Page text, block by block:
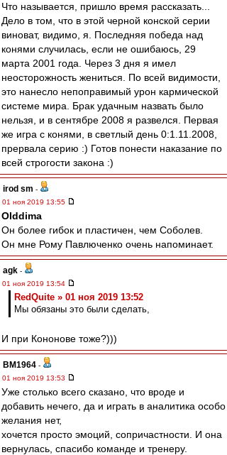
Что называется, пришло время рассказать...
Дело в том, что в этой черной конской серии
виноват, видимо, я. Последняя победа над
конями случилась, если не ошибаюсь, 29
марта 2001 года. Через 3 дня я имел
неосторожность жениться. По всей видимости,
это нанесло непоправимый урон кармической
системе мира. Брак удачным назвать было
нельзя, и в сентябре 2008 я развелся. Первая
же игра с конями, в светлый день 0:1.11.2008,
прервала серию :) Готов понести наказание по
всей строгости закона :)
irod sm -
01 ноя 2019 13:55
Olddima
Он более гибок и пластичен, чем Соболев.
Он мне Рому Павлюченко очень напоминает.
agk -
01 ноя 2019 13:54
RedQuite » 01 ноя 2019 13:52
Мы обязаны это были сделать,
И при Кононове тоже?)))
BM1964 -
01 ноя 2019 13:53
Уже столько всего сказано, что вроде и
добавить нечего, да и играть в аналитика особо
желания нет,
хочется просто эмоций, сопричастности. И она
вернулась, спасибо команде и тренеру.